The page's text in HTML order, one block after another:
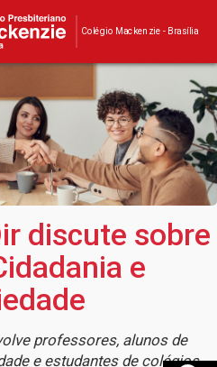
Colégio Mackenzie - Brasília
discute sobre
e
professores, alunos de
e estudantes de colégios